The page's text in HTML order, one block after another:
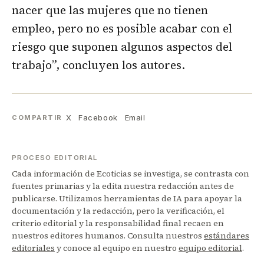
nacer que las mujeres que no tienen
empleo, pero no es posible acabar con el
riesgo que suponen algunos aspectos del
trabajo”, concluyen los autores.
COMPARTIR X Facebook Email
PROCESO EDITORIAL
Cada información de Ecoticias se investiga, se contrasta con
fuentes primarias y la edita nuestra redacción antes de
publicarse. Utilizamos herramientas de IA para apoyar la
documentación y la redacción, pero la verificación, el
criterio editorial y la responsabilidad final recaen en
nuestros editores humanos. Consulta nuestros estándares
editoriales y conoce al equipo en nuestro equipo editorial.